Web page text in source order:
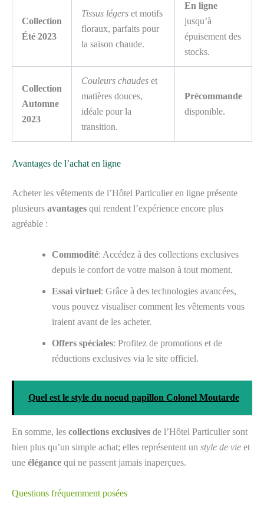
Collection
Été 2023
Tissus légers et motifs
floraux, parfaits pour
la saison chaude.
En ligne
jusqu’à
épuisement des
stocks.
Collection
Automne
2023
Couleurs chaudes et
matières douces,
idéale pour la
transition.
Précommande
disponible.
Avantages de l’achat en ligne
Acheter les vêtements de l’Hôtel Particulier en ligne présente
plusieurs avantages qui rendent l’expérience encore plus
agréable :
Commodité: Accédez à des collections exclusives
depuis le confort de votre maison à tout moment.
Essai virtuel: Grâce à des technologies avancées,
vous pouvez visualiser comment les vêtements vous
iraient avant de les acheter.
Offers spéciales: Profitez de promotions et de
réductions exclusives via le site officiel.
Quel est le style du noeud papillon Colonel Moutarde
En somme, les collections exclusives de l’Hôtel Particulier sont
bien plus qu’un simple achat; elles représentent un style de vie et
une élégance qui ne passent jamais inaperçues.
Questions fréquemment posées